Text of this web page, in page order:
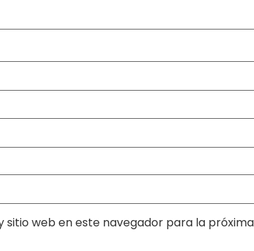
web en este navegador para la